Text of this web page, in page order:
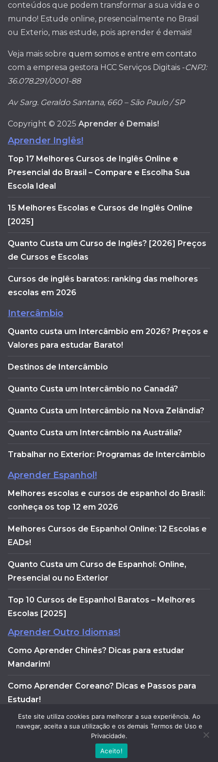
conteúdos que podem transformar a sua vida e o
mundo! Estude online, presencialmente no Brasil
ou Exterio, mas estude, pois aprender é demais!
Veja mais sobre quem somos e entre em contato
com a empresa gestora HCC Serviços Digitais -CNPJ:
36.078.291/0001-88
Av Sarg. Geraldo Santana, 660 – São Paulo / SP
Copyright © 2025 Aprender é Demais!
Aprender Inglês!
Top 17 Melhores Cursos de Inglês Online e
Presencial do Brasil – Compare e Escolha Sua
Escola Ideal
15 Melhores Escolas e Cursos de Inglês Online
[2025]
Quanto Custa um Curso de Inglês? [2026] Preços
de Cursos e Escolas
Cursos de inglês baratos: ranking das melhores
escolas em 2026
Intercâmbio
Quanto custa um Intercâmbio em 2026? Preços e
Valores para estudar Barato!
Destinos de Intercâmbio
Quanto Custa um Intercâmbio no Canadá?
Quanto Custa um Intercâmbio na Nova Zelândia?
Quanto Custa um Intercâmbio na Austrália?
Trabalhar no Exterior: Programas de Intercâmbio
Aprender Espanhol!
Melhores escolas e cursos de espanhol do Brasil:
conheça os top 12 em 2026
Melhores Cursos de Espanhol Online: 12 Escolas e
EADs!
Quanto Custa um Curso de Espanhol: Online,
Presencial ou no Exterior
Top 10 Cursos de Espanhol Baratos – Melhores
Escolas [2025]
Aprender Outro Idiomas!
Como Aprender Chinês? Dicas para estudar
Mandarim!
Como Aprender Coreano? Dicas e Passos para
Estudar!
Como aprender francês do zero: guia completo
Este site utiliza cookies para melhorar a sua experiência. Ao
navegar, aceita a sua utilização e os demais Termos de Uso e
Privacidade.
Aceito!